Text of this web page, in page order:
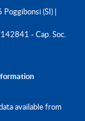
(SI) |
- Cap. Soc.
available from